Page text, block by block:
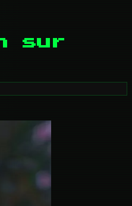
sur